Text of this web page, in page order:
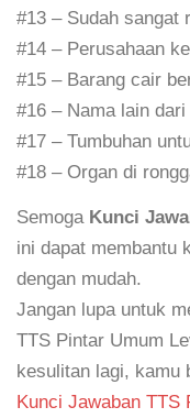
#13 – Sudah sangat
#14 – Perusahaan
#15 – Barang cair
#16 – Nama lain
#17 – Tumbuhan
#18 – Organ di
Semoga Kunci
ini dapat membantu
dengan mudah.
Jangan lupa untuk
TTS Pintar Umum
kesulitan lagi, kamu
Kunci Jawaban TTS